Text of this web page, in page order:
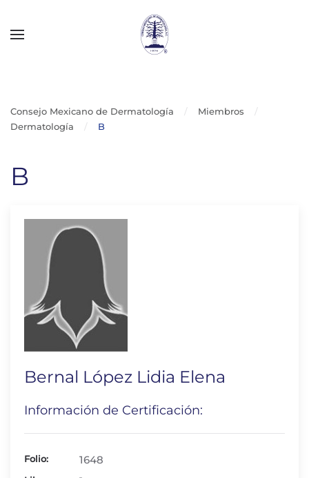
Consejo Mexicano de Dermatología
Miembros
Dermatología
B
B
Bernal López Lidia Elena
Información de Certificación:
Folio: 1648